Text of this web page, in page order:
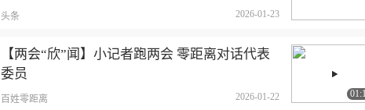
头条 2026-01-23
【两会“欣”闻】小记者跑两会 零距离对话代表
委员
百姓零距离 2026-01-22